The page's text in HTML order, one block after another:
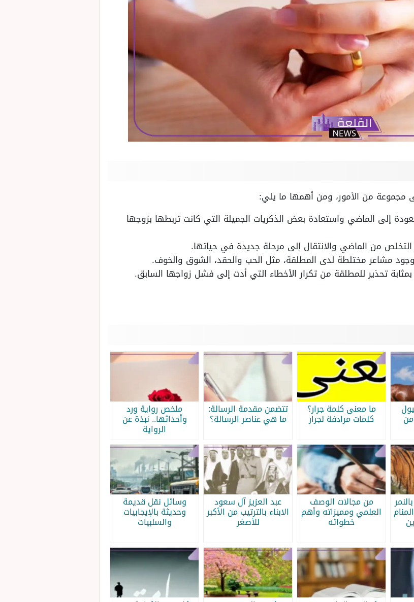
مجموعة من الأمور، ومن أهمها ما يلي:
إلى الماضي واستعادة بعض الذكريات الجميلة التي كانت تربطها بزوجها
من الماضي والانتقال إلى مرحلة جديدة في حياتها.
مشاعر مختلطة لدى المطلقة، مثل الحب والحقد، الشوق والخوف.
تحذير للمطلقة من تكرار الأخطاء التي أدت إلى فشل زواجها السابق.
من
ما معنى كلمة جرار؟
كلمات مرادفة لجرار
تتضمن مقدمة الرسالة:
ما هي عناصر الرسالة؟
ملخص رواية ورد
وأحداثها.. نبذة عن
الرواية
من مجالات الوصف
العلمي ومميزاته وأهم
خطواته
عبد العزيز آل سعود
الابناء بالترتيب من الأكبر
للأصغر
وسائل نقل قديمة
وحديثة بالإيجابيات
والسلبيات